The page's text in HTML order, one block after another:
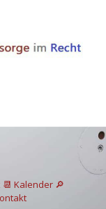
📆 Kalender 🔎